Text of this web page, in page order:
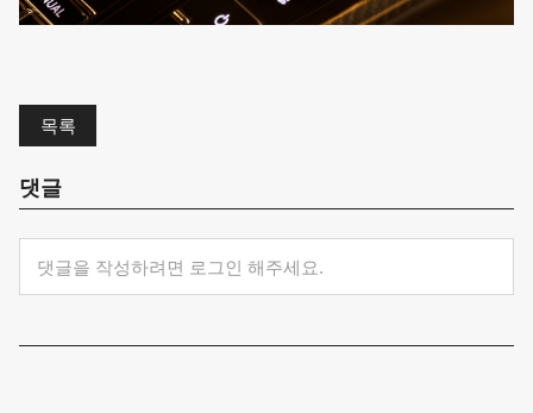
목록
댓글
댓글을 작성하려면 로그인 해주세요.